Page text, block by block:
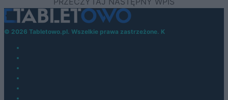
© 2026 Tabletowo.pl. Wszelkie prawa zastrzeżone. K